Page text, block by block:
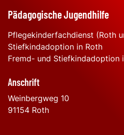
Pädagogische Jugendhilfe
Pflegekinderfachdienst (Roth
Stiefkindadoption in Roth
Fremd- und Stiefkindadoption
Anschrift
Weinbergweg 10
91154 Roth